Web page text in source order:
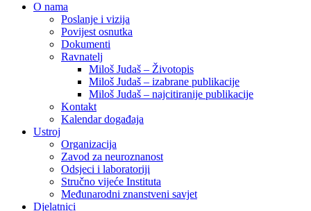
O nama
Poslanje i vizija
Povijest osnutka
Dokumenti
Ravnatelj
Miloš Judaš – Životopis
Miloš Judaš – izabrane publikacije
Miloš Judaš – najcitiranije publikacije
Kontakt
Kalendar događaja
Ustroj
Organizacija
Zavod za neuroznanost
Odsjeci i laboratoriji
Stručno vijeće Instituta
Međunarodni znanstveni savjet
Djelatnici